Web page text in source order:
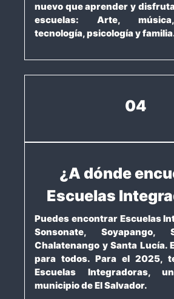
nuevo que aprender y
escuelas: Arte,
tecnología, psicología y
04
¿A dónde
Escuelas
Puedes encontrar Escuelas
Sonsonate, Soyapango,
Chalatenango y Santa Lucía.
para todos. Para el 2025,
Escuelas Integradoras,
municipio de El Salvador.